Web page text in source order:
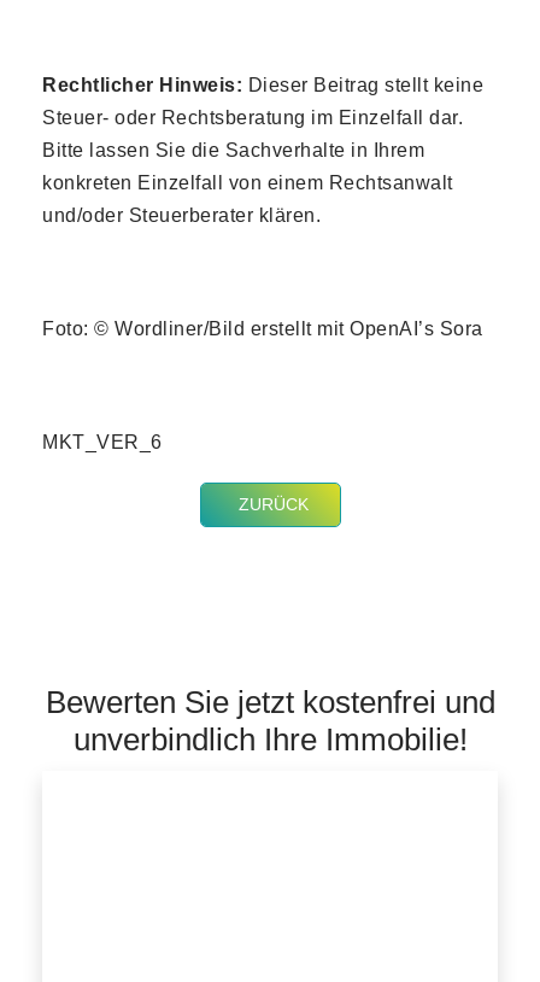
Rechtlicher Hinweis: Dieser Beitrag stellt keine
Steuer- oder Rechtsberatung im Einzelfall dar.
Bitte lassen Sie die Sachverhalte in Ihrem
konkreten Einzelfall von einem Rechtsanwalt
und/oder Steuerberater klären.
Foto: © Wordliner/Bild erstellt mit OpenAI’s Sora
MKT_VER_6
ZURÜCK
Bewerten Sie jetzt kostenfrei und
unverbindlich Ihre Immobilie!